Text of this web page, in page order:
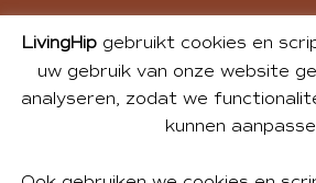
MELD JE AAN
LivingHipgebruikt cookies en
uw gebruik van onze website
analyseren, zodat we
kunnen